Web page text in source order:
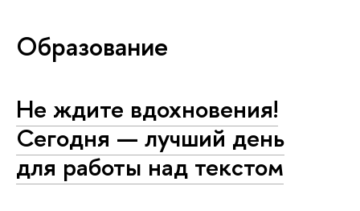
Образование
Не ждите вдохновения!
Сегодня — лучший день
для работы над текстом